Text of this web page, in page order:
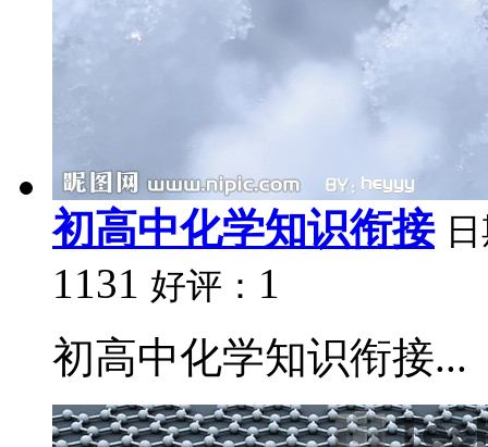
初高中化学知识衔接
1131 好评： 1
初高中化学知识衔接...